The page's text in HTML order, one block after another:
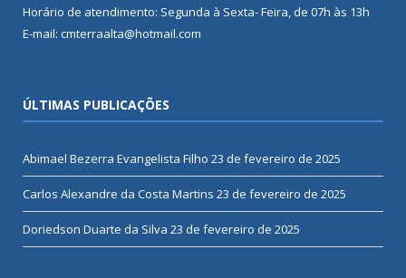
Horário de atendimento: Segunda à Sexta- Feira, de 07h às 13h
E-mail: cmterraalta@hotmail.com
ÚLTIMAS PUBLICAÇÕES
Abimael Bezerra Evangelista Filho 23 de fevereiro de 2025
Carlos Alexandre da Costa Martins 23 de fevereiro de 2025
Doriedson Duarte da Silva 23 de fevereiro de 2025